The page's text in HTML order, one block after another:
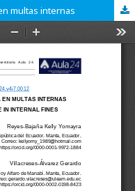
multas internas